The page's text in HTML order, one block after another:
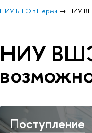
НИУ ВШЭ в Перми НИУ
НИУ ВШЭ
Поступление